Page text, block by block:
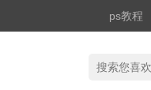
ps教程